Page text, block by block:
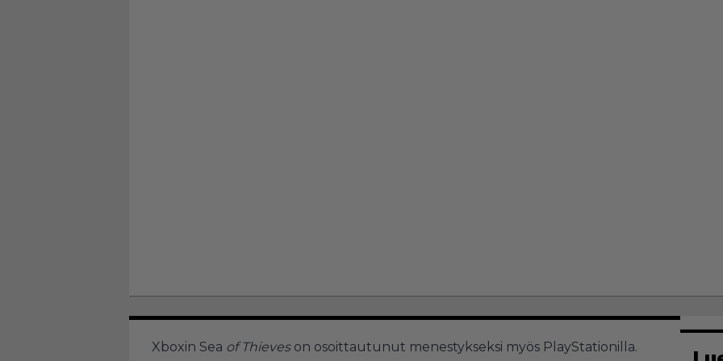
Xboxin Sea of Thieves on osoittautunut menestykseksi myös PlayStationilla.